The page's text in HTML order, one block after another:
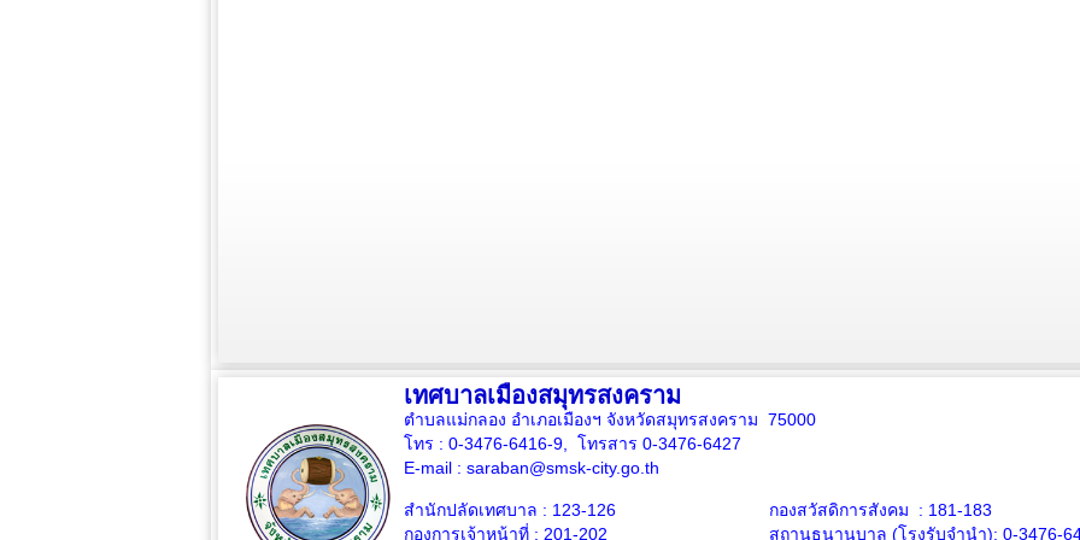
เทศบาลเมืองสมุทรสงคราม
ตำบลแม่กลอง อำเภอเมืองฯ จังหวัดสมุทรสงคราม 75000
โทร : 0-3476-6416-9, โทรสาร 0-3476-6427
E-mail : saraban@smsk-city.go.th
สำนักปลัดเทศบาล : 123-126
กองการเจ้าหน้าที่ : 201-202
กองสวัสดิการสังคม : 181-183
สถานธนานุบาล (โรงรับจำนำ): 0-3476-